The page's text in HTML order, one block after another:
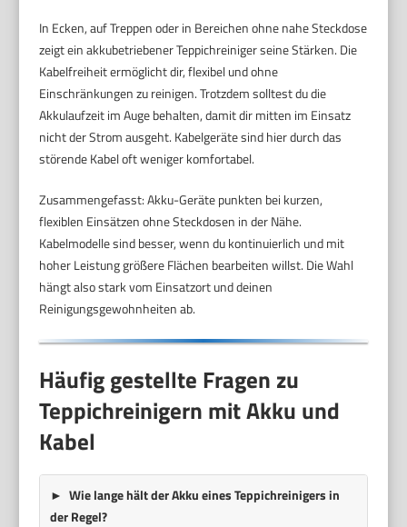
In Ecken, auf Treppen oder in Bereichen ohne nahe Steckdose
zeigt ein akkubetriebener Teppichreiniger seine Stärken. Die
Kabelfreiheit ermöglicht dir, flexibel und ohne
Einschränkungen zu reinigen. Trotzdem solltest du die
Akkulaufzeit im Auge behalten, damit dir mitten im Einsatz
nicht der Strom ausgeht. Kabelgeräte sind hier durch das
störende Kabel oft weniger komfortabel.
Zusammengefasst: Akku-Geräte punkten bei kurzen,
flexiblen Einsätzen ohne Steckdosen in der Nähe.
Kabelmodelle sind besser, wenn du kontinuierlich und mit
hoher Leistung größere Flächen bearbeiten willst. Die Wahl
hängt also stark vom Einsatzort und deinen
Reinigungsgewohnheiten ab.
Häufig gestellte Fragen zu
Teppichreinigern mit Akku und
Kabel
Wie lange hält der Akku eines Teppichreinigers in
der Regel?